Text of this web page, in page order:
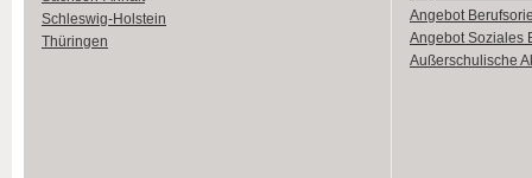
Schleswig-Holstein
Thüringen
Angebot
Angebot Soziales
Außerschulische